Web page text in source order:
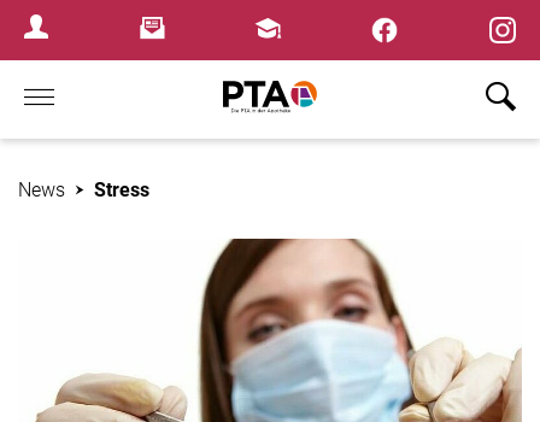
Login MenuNewsletterFortbildungen
Home
News Stress
×